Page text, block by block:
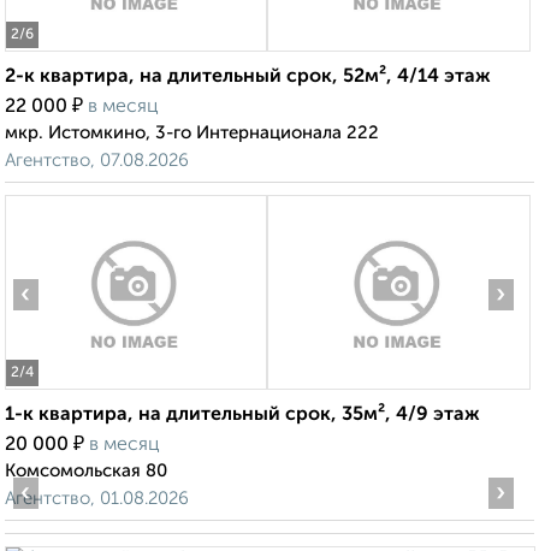
2/6
2-к квартира, на длительный срок, 52м², 4/14 этаж
22 000 ₽ в месяц
мкр. Истомкино, 3-го Интернационала 222
Агентство, 07.08.2026
2/4
‹ ›
1-к квартира, на длительный срок, 35м², 4/9 этаж
20 000 ₽ в месяц
Комсомольская 80
Агентство, 01.08.2026
‹ ›